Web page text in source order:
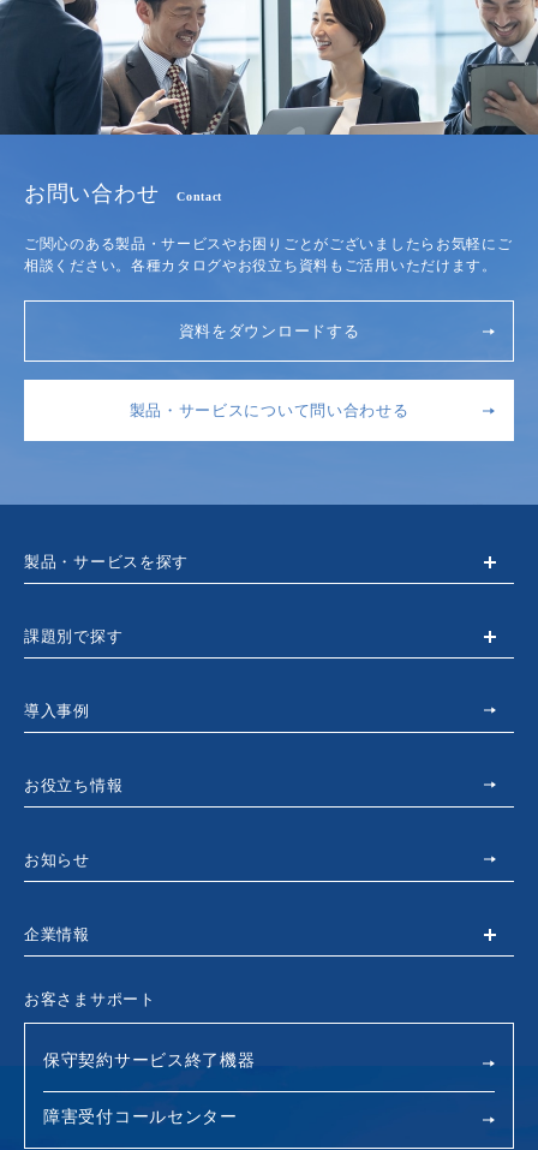
お問い合わせ Contact
ご関心のある製品・サービスやお困りごとがございましたらお気軽にご
相談ください。各種カタログやお役立ち資料もご活用いただけます。
資料をダウンロードする
製品・サービスについて問い合わせる
製品・サービスを探す
課題別で探す
導入事例
お役立ち情報
お知らせ
企業情報
お客さまサポート
保守契約サービス終了機器
障害受付コールセンター